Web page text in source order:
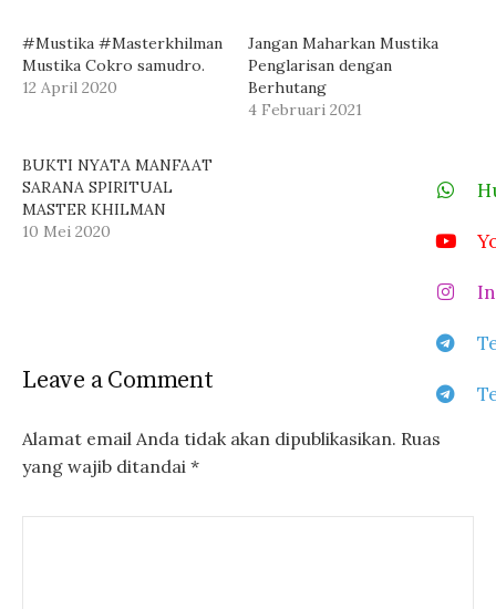
#Mustika #Masterkhilman
Mustika Cokro samudro.
12 April 2020
Jangan Maharkan Mustika
Penglarisan dengan
Berhutang
4 Februari 2021
BUKTI NYATA MANFAAT
SARANA SPIRITUAL
MASTER KHILMAN
10 Mei 2020
Leave a Comment
Alamat email Anda tidak akan dipublikasikan. Ruas
yang wajib ditandai *